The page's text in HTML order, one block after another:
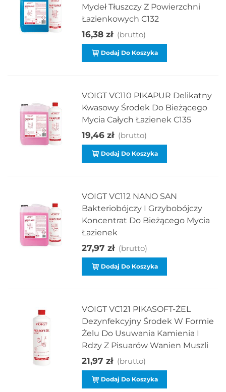
Mydeł Tłuszczy Z Powierzchni
Łazienkowych C132
16,38 zł (brutto)
Dodaj Do Koszyka
VOIGT VC110 PIKAPUR Delikatny
Kwasowy Środek Do Bieżącego
Mycia Całych Łazienek C135
19,46 zł (brutto)
Dodaj Do Koszyka
VOIGT VC112 NANO SAN
Bakteriobójczy I Grzybobójczy
Koncentrat Do Bieżącego Mycia
Łazienek
27,97 zł (brutto)
Dodaj Do Koszyka
VOIGT VC121 PIKASOFT-ŻEL
Dezynfekcyjny Środek W Formie
Żelu Do Usuwania Kamienia I
Rdzy Z Pisuarów Wanien Muszli
21,97 zł (brutto)
Dodaj Do Koszyka